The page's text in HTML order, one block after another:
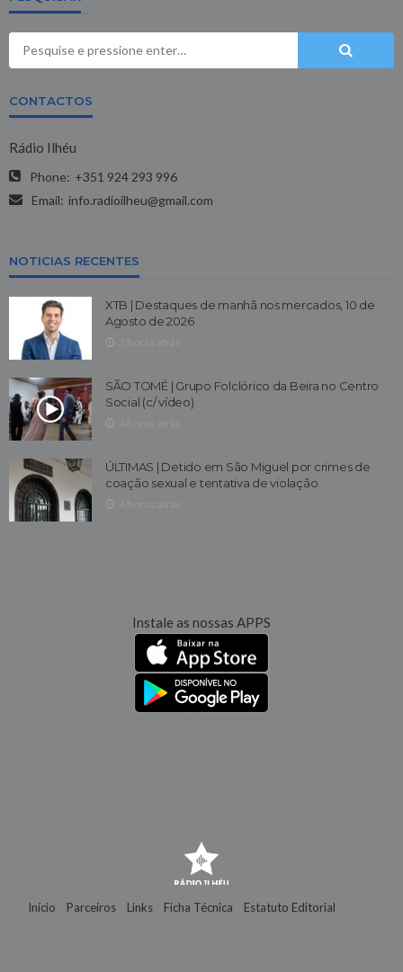
CONTACTOS
Rádio Ilhéu
Phone: +351 924 293 996
Email: info.radioilheu@gmail.com
NOTICIAS RECENTES
XTB | Destaques de manhã nos mercados, 10 de
Agosto de 2026
SÃO TOMÉ | Grupo Folclórico da Beira no Centro
Social (c/ vídeo)
ÚLTIMAS | Detido em São Miguel por crimes de
coação sexual e tentativa de violação
Instale as nossas APPS
Início Parceiros Links Ficha Técnica Estatuto Editorial